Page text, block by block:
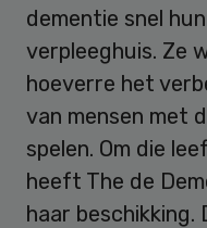
dementie snel
verpleeghuis. Ze
hoeverre het
van mensen met
spelen. Om die
heeft The de
haar beschikking.